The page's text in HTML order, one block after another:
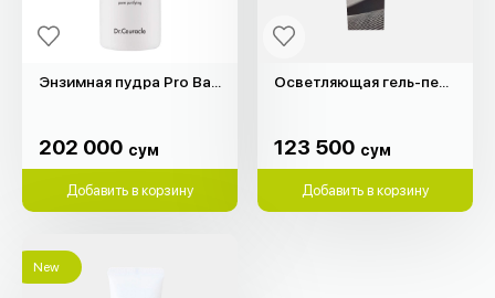
Энзимная пудра Pro Balance Night "Dr.Ceuracle" (50гр)
202 000 сум
Добавить в корзину
Осветляющая гель-пенка Madagascar Centella "SKIN1004" (125мл)
123 500 сум
Добавить в корзину
New